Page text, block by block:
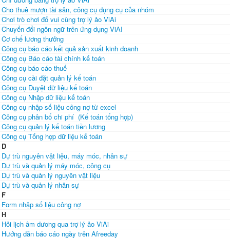
Cho thuê mượn tài sản, công cụ dụng cụ của nhóm
Chơi trò chơi đố vui cùng trợ lý ảo ViAi
Chuyển đổi ngôn ngữ trên ứng dụng ViAI
Cơ chế lương thưởng
Công cụ báo cáo kết quả sản xuất kinh doanh
Công cụ Báo cáo tài chính kế toán
Công cụ báo cáo thuế
Công cụ cài đặt quản lý kế toán
Công cụ Duyệt dữ liệu kế toán
Công cụ Nhập dữ liệu kế toán
Công cụ nhập số liệu công nợ từ excel
Công cụ phân bổ chi phí (Kế toán tổng hợp)
Công cụ quản lý kế toán tiền lương
Công cụ Tổng hợp dữ liệu kế toán
D
Dự trù nguyên vật liệu, máy móc, nhân sự
Dự trù và quản lý máy móc, công cụ
Dự trù và quản lý nguyên vật liệu
Dự trù và quản lý nhân sự
F
Form nhập số liệu công nợ
H
Hỏi lịch âm dương qua trợ lý ảo ViAi
Hướng dẫn báo cáo ngày trên Afreeday